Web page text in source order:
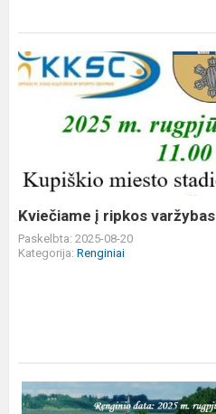
Kviečiame
į
varžybas
Kviečiame į ripkos varžybas
Paskelbta: 2025-08-20
Kategorija: Renginiai
Kviečiame!